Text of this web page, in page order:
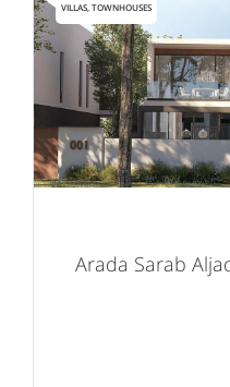
VILLAS, TOWNHOUSES
Arada Sarab